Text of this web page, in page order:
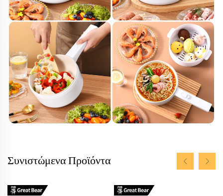
Συνιστώμενα Προϊόντα